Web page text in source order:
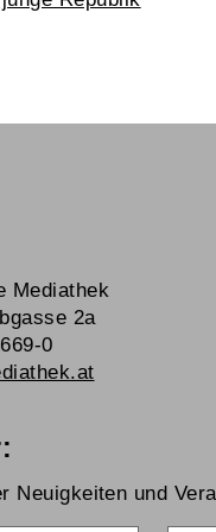
Mediathek
2a
0
Neuigkeiten und